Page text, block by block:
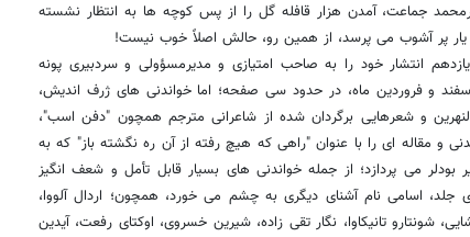
جماعت، آمدن هزار قافله گل را از پس کوچه ها به انتظار نشسته
پر آشوب می پرسد، از همین رو، حالش اصلاً خوب نیست!
انتشار خود را به صاحب امتیازی و مدیرمسؤولی و سردبیری پونه
و فروردین ماه، در حدود سی صفحه؛ اما خواندنی های ژرف اندیش،
و شعرهایی برگردان شده از شاعرانی مترجم همچون "دفن اسب"،
و مقاله ای را با عنوان "راهی که هیچ رفته از آن ره نگشته باز" که به
بودلر می پردازد؛ از جمله خواندنی های بسیار قابل تأمل و شعف انگیز
اسامی نام آشنای دیگری به چشم می خورد، همچون؛ اردال آلووا،
شونتارو تانیکاوا، نگار تقی زاده، شیرین خسروی، اوکتای رفعت، آیدین